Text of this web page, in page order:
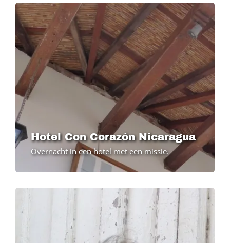
Image
Hotel Con Corazón Nicaragua
Overnacht in een hotel met een missie.
Image